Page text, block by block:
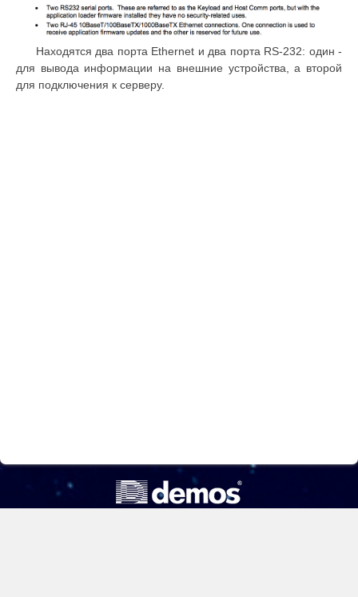
Находятся два порта Ethernet и два порта RS-232: один -
для вывода информации на внешние устройства, а второй
для подключения к серверу.